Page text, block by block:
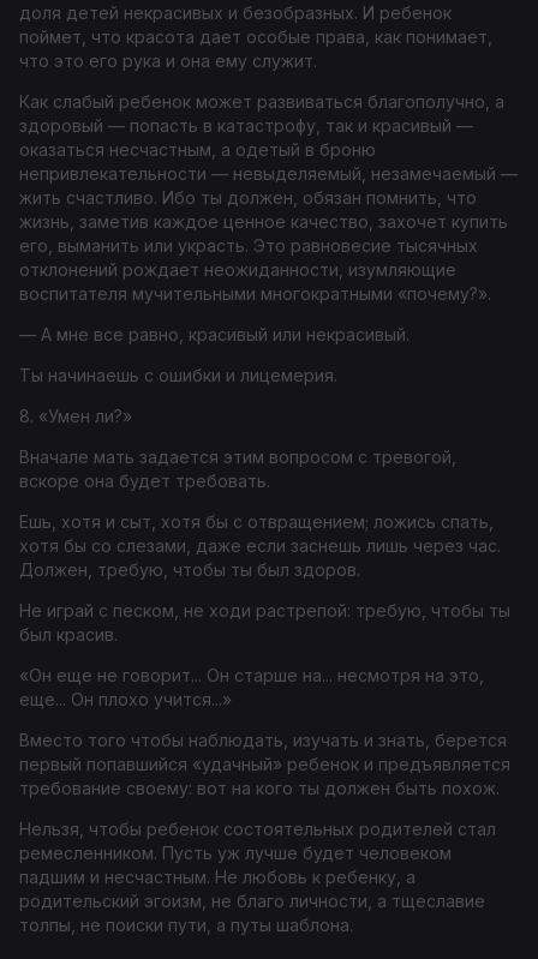
доля детей некрасивых и безобразных. И ребенок
поймет, что красота дает особые права, как понимает,
что это его рука и она ему служит.
Как слабый ребенок может развиваться благополучно, а
здоровый — попасть в катастрофу, так и красивый —
оказаться несчастным, а одетый в броню
непривлекательности — невыделяемый, незамечаемый —
жить счастливо. Ибо ты должен, обязан помнить, что
жизнь, заметив каждое ценное качество, захочет купить
его, выманить или украсть. Это равновесие тысячных
отклонений рождает неожиданности, изумляющие
воспитателя мучительными многократными «почему?».
— А мне все равно, красивый или некрасивый.
Ты начинаешь с ошибки и лицемерия.
8. «Умен ли?»
Вначале мать задается этим вопросом с тревогой,
вскоре она будет требовать.
Ешь, хотя и сыт, хотя бы с отвращением; ложись спать,
хотя бы со слезами, даже если заснешь лишь через час.
Должен, требую, чтобы ты был здоров.
Не играй с песком, не ходи растрепой: требую, чтобы ты
был красив.
«Он еще не говорит... Он старше на... несмотря на это,
еще... Он плохо учится...»
Вместо того чтобы наблюдать, изучать и знать, берется
первый попавшийся «удачный» ребенок и предъявляется
требование своему: вот на кого ты должен быть похож.
Нельзя, чтобы ребенок состоятельных родителей стал
ремесленником. Пусть уж лучше будет человеком
падшим и несчастным. Не любовь к ребенку, а
родительский эгоизм, не благо личности, а тщеславие
толпы, не поиски пути, а путы шаблона.